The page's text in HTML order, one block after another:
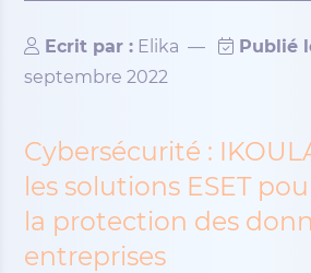
Ecrit par : Elika — Publié
septembre 2022
Cybersécurité :
les solutions ESET
la protection des
entreprises